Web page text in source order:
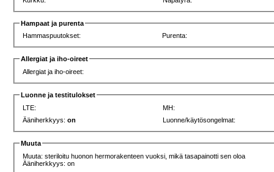
Hampaat ja purenta
Hammaspuutokset:
Purenta:
Allergiat ja iho-oireet
Allergiat ja iho-oireet:
Luonne ja testitulokset
LTE:
MH:
Ääniherkkyys:on Luonne/käytösongelmat:
Muuta
Muuta: steriloitu huonon hermorakenteen vuoksi, mikä tasapainotti sen oloa
Ääniherkkyys: on